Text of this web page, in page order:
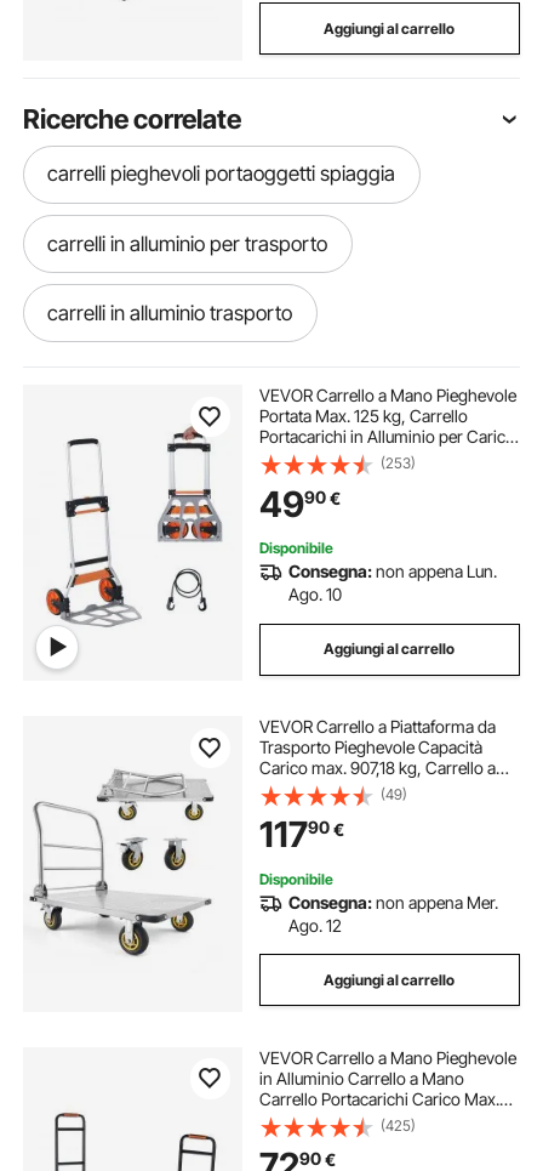
Aggiungi al carrello
Ricerche correlate
carrelli pieghevoli portaoggetti spiaggia
carrelli in alluminio per trasporto
carrelli in alluminio trasporto
carrelli a mano in alluminio
sedie pieghevoli con carrello
carrello da spiaggia in alluminio
carrelli a mano alluminio
carrello pieghevole carico
carrello pieghevole per auto
carrelli cucina alluminio
carrello da campeggio carrello campeggio
ruote carrello pieghevole carrelli campeggio
VEVOR Carrello a Mano Pieghevole
Portata Max. 125 kg, Carrello
Portacarichi in Alluminio per Carichi
Pesanti, Carrello Porta Carichi con
Maniglia Telescopica per Trasporto
Merci Oggetti da Magazzino
(253)
4990€
Disponibile
Consegna:non appena Lun.
Ago. 10
Aggiungi al carrello
VEVOR Carrello a Piattaforma da
Trasporto Pieghevole Capacità
Carico max. 907,18 kg, Carrello a
Pianale in Acciaio con Ruote
Girevoli e Maniglia, Pianali
900x600 mm per Trasporto
Garage, Magazzino
(49)
11790€
Disponibile
Consegna:non appena Mer.
Ago. 12
Aggiungi al carrello
VEVOR Carrello a Mano Pieghevole
in Alluminio Carrello a Mano
Carrello Portacarichi Carico Max.
136kg, Carrello a Mano Pieghevole
in Carrello con Piattaforma Ruote
per Trasporto di Merci da
(425)
90€